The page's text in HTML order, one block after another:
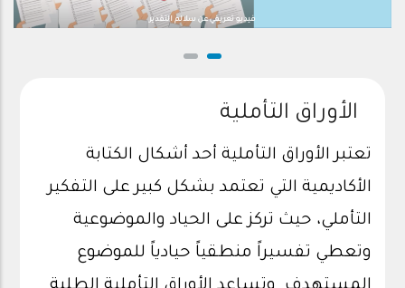
فيديو تعريفي عن سلالم التقدير
الأوراق التأملية
تعتبر الأوراق التأملية أحد أشكال الكتابة
الأكاديمية التي تعتمد بشكل كبير على التفكير
التأملي، حيث تركز على الحياد والموضوعية
وتعطي تفسيراً منطقياً حيادياً للموضوع